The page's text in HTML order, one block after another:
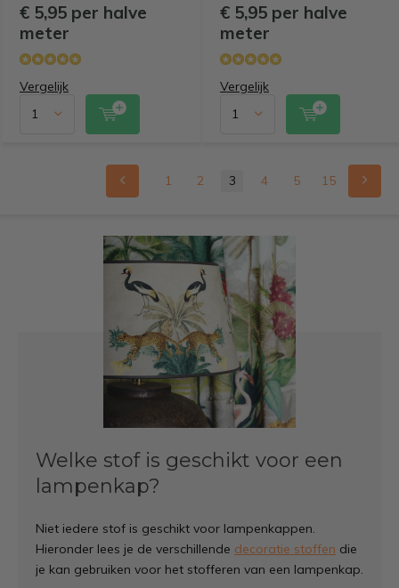
€ 5,95 per halve
meter
Vergelijk
€ 5,95 per halve
meter
Vergelijk
1 2 3 4 5 15
Welke stof is geschikt voor een
lampenkap?
Niet iedere stof is geschikt voor lampenkappen.
Hieronder lees je de verschillende decoratie stoffen die
je kan gebruiken voor het stofferen van een lampenkap.